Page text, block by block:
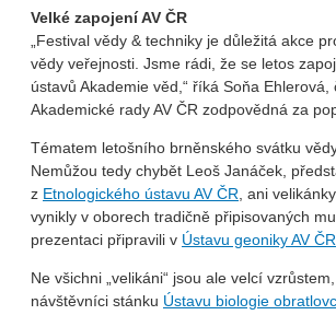
Velké zapojení AV ČR
„Festival vědy & techniky je důležitá akce
vědy veřejnosti. Jsme rádi, že se letos
ústavů Akademie věd,“ říká Soňa Ehlerová,
Akademické rady AV ČR zodpovědná za
Tématem letošního brněnského svátku
Nemůžou tedy chybět Leoš Janáček,
z Etnologického ústavu AV ČR , ani
vynikly v oborech tradičně připisovaných
prezentaci připravili v Ústavu geoniky AV ČR
Ne všichni „velikáni“ jsou ale velcí
návštěvníci stánku Ústavu biologie